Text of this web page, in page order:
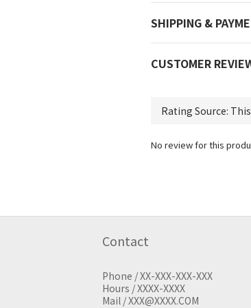
SHIPPING &
CUSTOMER
No review for this
Contact
Phone / XX-XXX-XXX-XXX
Hours / XXXX-XXXX
Mail / XXX@XXXX.COM